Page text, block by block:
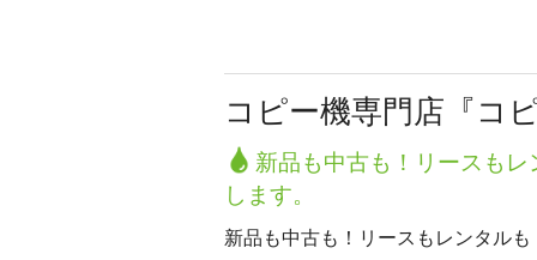
コピー機専門店『コ
新品も中古も！リースも
します。
新品も中古も！リースもレンタル